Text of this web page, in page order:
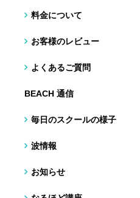
料金について
お客様のレビュー
よくあるご質問
BEACH 通信
毎日のスクールの様子
波情報
お知らせ